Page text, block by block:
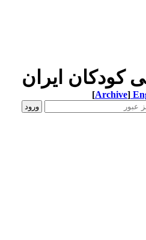
کودکان ایران
[Archive]